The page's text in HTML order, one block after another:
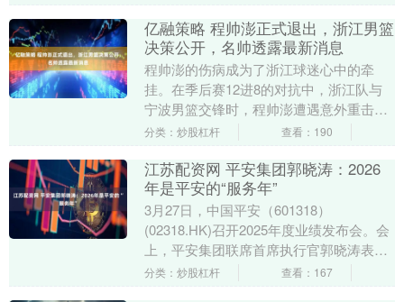
亿融策略 程帅澎正式退出，浙江男篮
决策公开，名帅透露最新消息
程帅澎的伤病成为了浙江球迷心中的牵
挂。在季后赛12进8的对抗中，浙江队与
宁波男篮交锋时，程帅澎遭遇意外重击，
颈部受伤，导致他不得不提前退场。 在程
分类：炒股杠杆 查看：190
江苏配资网 平安集团郭晓涛：2026
年是平安的“服务年”
3月27日，中国平安（601318）
(02318.HK)召开2025年度业绩发布会。会
上，平安集团联席首席执行官郭晓涛表
示，服务是平安第四个十年的重要方向，
分类：炒股杠杆 查看：167